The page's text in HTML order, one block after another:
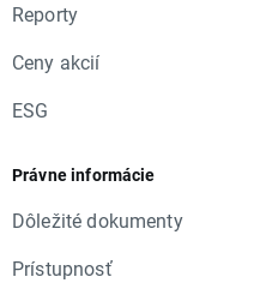
Reporty
Ceny akcií
ESG
Právne informácie
Dôležité dokumenty
Prístupnosť